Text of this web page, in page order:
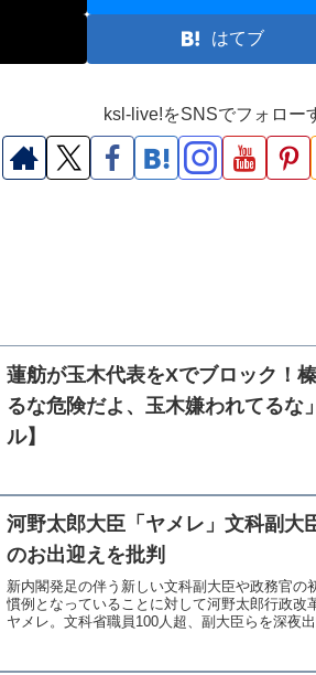
はてブ
ksl-live!をSNSでフォロー
蓮舫が玉木代表をXでブロック！
るな危険だよ、玉木嫌われてる
ル】
河野太郎大臣「ヤメレ」文科副大
のお出迎えを批判
新内閣発足の伴う新しい文科副大臣や政務官
慣例となっていることに対して河野太郎行政改
ヤメレ。文科省職員100人超、副大臣らを深夜